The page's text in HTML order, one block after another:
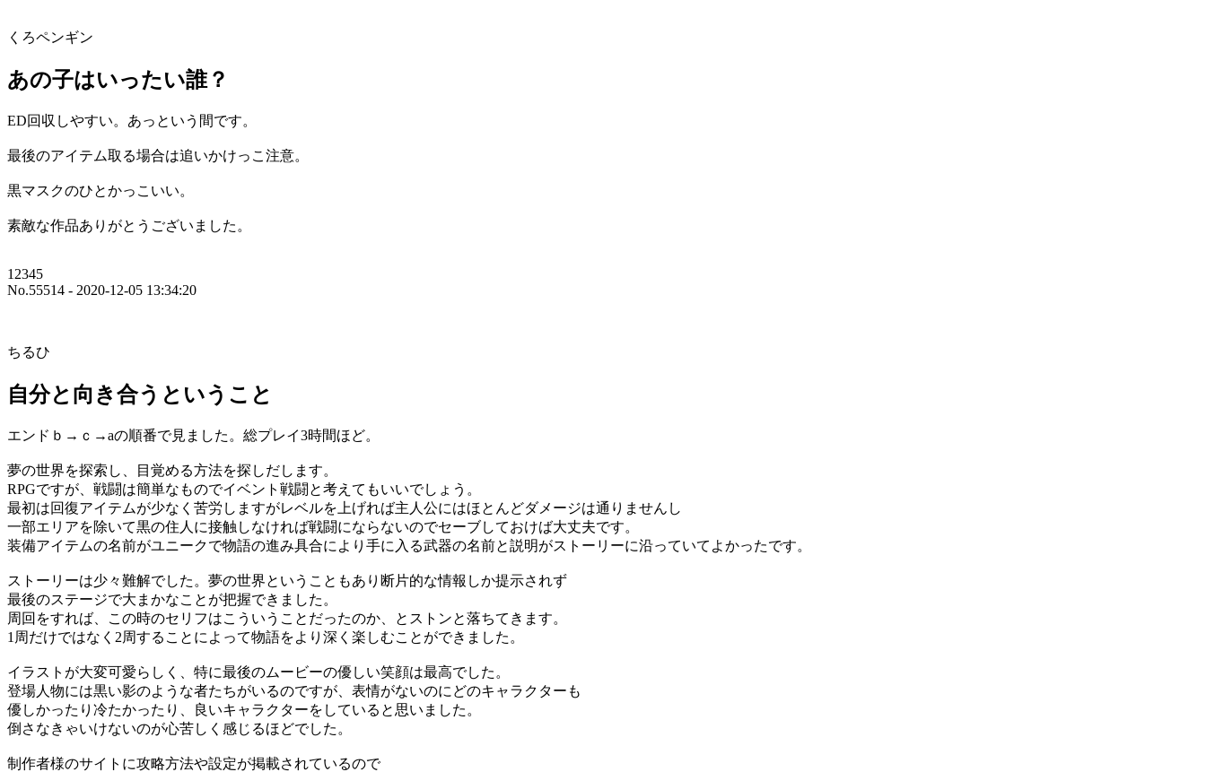
くろペンギン
あの子はいったい誰？
ED回収しやすい。あっという間です。
最後のアイテム取る場合は追いかけっこ注意。
黒マスクのひとかっこいい。
素敵な作品ありがとうございました。
12345
No.55514 - 2020-12-05 13:34:20
ちるひ
自分と向き合うということ
エンドｂ→ｃ→aの順番で見ました。総プレイ3時間ほど。
夢の世界を探索し、目覚める方法を探しだします。
RPGですが、戦闘は簡単なものでイベント戦闘と考えてもいいでしょう。
最初は回復アイテムが少なく苦労しますがレベルを上げれば主人公にはほとんどダメージは通りませんし
一部エリアを除いて黒の住人に接触しなければ戦闘にならないのでセーブしておけば大丈夫です。
装備アイテムの名前がユニークで物語の進み具合により手に入る武器の名前と説明がストーリーに沿っていてよかったです。
ストーリーは少々難解でした。夢の世界ということもあり断片的な情報しか提示されず
最後のステージで大まかなことが把握できました。
周回をすれば、この時のセリフはこういうことだったのか、とストンと落ちてきます。
1周だけではなく2周することによって物語をより深く楽しむことができました。
イラストが大変可愛らしく、特に最後のムービーの優しい笑顔は最高でした。
登場人物には黒い影のような者たちがいるのですが、表情がないのにどのキャラクターも
優しかったり冷たかったり、良いキャラクターをしていると思いました。
倒さなきゃいけないのが心苦しく感じるほどでした。
制作者様のサイトに攻略方法や設定が掲載されているので